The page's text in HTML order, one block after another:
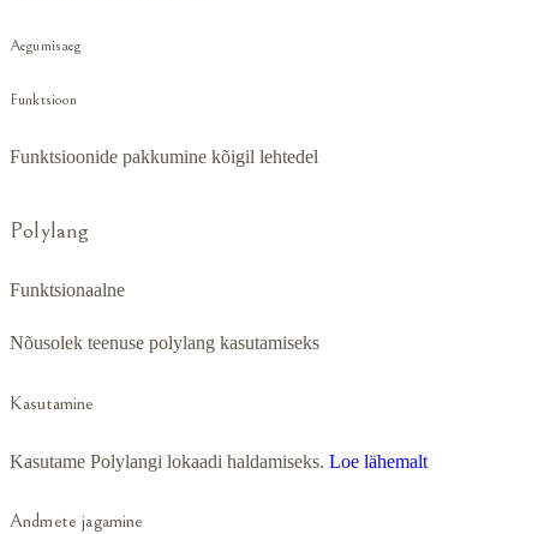
Aegumisaeg
Funktsioon
Funktsioonide pakkumine kõigil lehtedel
Polylang
Funktsionaalne
Nõusolek teenuse polylang kasutamiseks
Kasutamine
Kasutame Polylangi lokaadi haldamiseks. Loe lähemalt
Andmete jagamine